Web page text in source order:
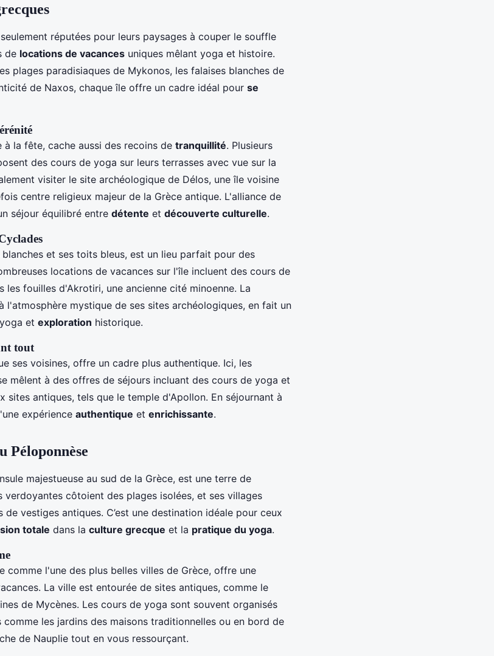
réputées pour leurs paysages à couper le souffle
de locations de vacances uniques mêlant yoga et histoire.
plages paradisiaques de Mykonos, les falaises blanches de
de Naxos, chaque île offre un cadre idéal pour se
la fête, cache aussi des recoins de tranquillité. Plusieurs
des cours de yoga sur leurs terrasses avec vue sur la
visiter le site archéologique de Délos, une île voisine
centre religieux majeur de la Grèce antique. L'alliance de
séjour équilibré entre détente et découverte culturelle.
blanches et ses toits bleus, est un lieu parfait pour des
locations de vacances sur l'île incluent des cours de
les fouilles d'Akrotiri, une ancienne cité minoenne. La
l'atmosphère mystique de ses sites archéologiques, en fait un
et exploration historique.
tout
ses voisines, offre un cadre plus authentique. Ici, les
mêlent à des offres de séjours incluant des cours de yoga et
sites antiques, tels que le temple d'Apollon. En séjournant à
expérience authentique et enrichissante.
Péloponnèse
majestueuse au sud de la Grèce, est une terre de
verdoyantes côtoient des plages isolées, et ses villages
vestiges antiques. C’est une destination idéale pour ceux
totale dans la culture grecque et la pratique du yoga.
comme l'une des plus belles villes de Grèce, offre une
La ville est entourée de sites antiques, comme le
de Mycènes. Les cours de yoga sont souvent organisés
les jardins des maisons traditionnelles ou en bord de
de Nauplie tout en vous ressourçant.